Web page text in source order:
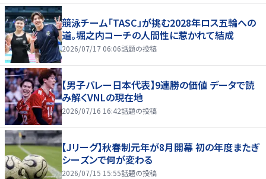
競泳チーム「TASC」が挑む2028年ロス五輪への
道。堀之内コーチの人間性に惹かれて結成
2026/07/17 06:06話題の投稿
【男子バレー日本代表】9連勝の価値 データで読
み解くVNLの現在地
2026/07/16 16:42話題の投稿
【Jリーグ】秋春制元年が8月開幕 初の年度またぎ
シーズンで何が変わる
2026/07/15 15:55話題の投稿